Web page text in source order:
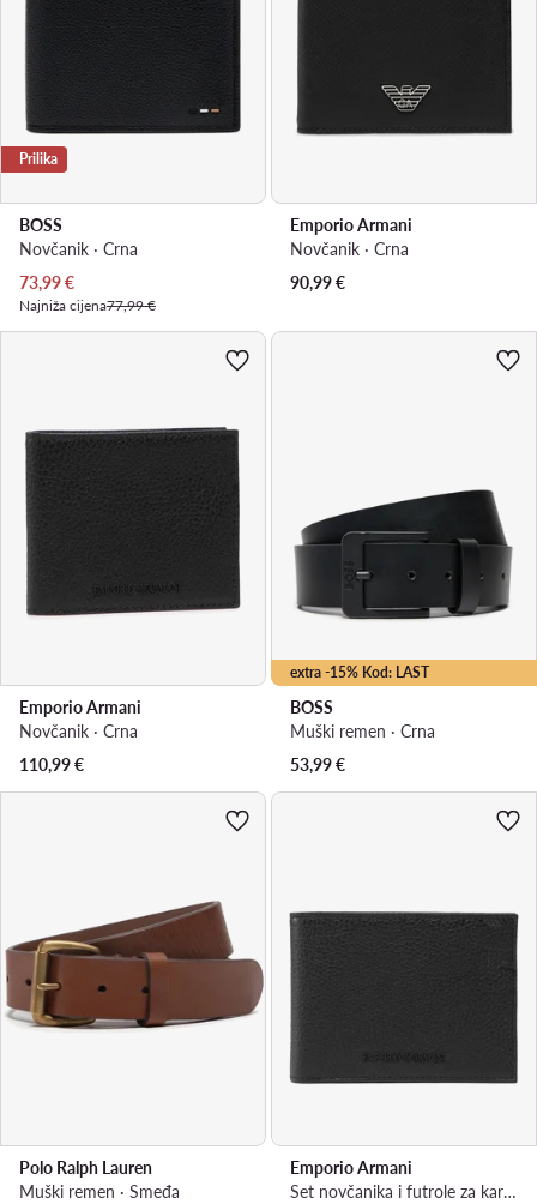
Prilika
BOSS
Novčanik · Crna
Trenutna cijena
73,99€
Najniža cijena77,99 €
Emporio Armani
Novčanik · Crna
90,99€
Emporio Armani
Novčanik · Crna
110,99€
extra -15% Kod: LAST
BOSS
Muški remen · Crna
53,99€
Polo Ralph Lauren
Muški remen · Smeđa
Emporio Armani
Set novčanika i futrole za kartice · Crna